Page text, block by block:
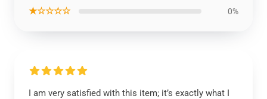
★☆☆☆☆ 0%
I am very satisfied with this item; it’s exactly what I